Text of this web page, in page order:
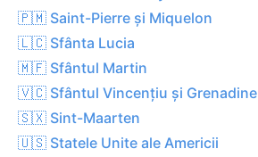
🇵🇲 Saint-Pierre și Miquelon
🇱🇨 Sfânta Lucia
🇲🇫 Sfântul Martin
🇻🇨 Sfântul Vincențiu și Grenadine
🇸🇽 Sint-Maarten
🇺🇸 Statele Unite ale Americii